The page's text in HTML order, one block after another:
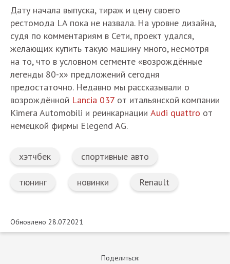
Дату начала выпуска, тираж и цену своего
рестомода LA пока не назвала. На уровне дизайна,
судя по комментариям в Сети, проект удался,
желающих купить такую машину много, несмотря
на то, что в условном сегменте «возрождённые
легенды 80-х» предложений сегодня
предостаточно. Недавно мы рассказывали о
возрождённой Lancia 037 от итальянской компании
Kimera Automobili и реинкарнации Audi quattro от
немецкой фирмы Elegend AG.
хэтчбек спортивные авто
тюнинг новинки Renault
Обновлено 28.07.2021
Поделиться: